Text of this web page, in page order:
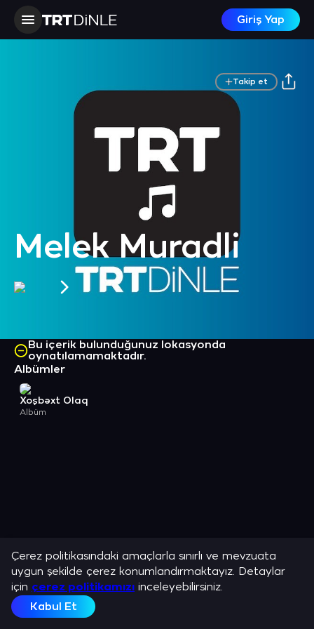
Giriş Yap
Melek Muradli
Takip et
Bu içerik bulunduğunuz lokasyonda
oynatılamamaktadır.
Albümler
Xoşbəxt Olaq
Albüm
Çerez politikasındaki amaçlarla sınırlı ve mevzuata
uygun şekilde çerez konumlandırmaktayız. Detaylar
için çerez politikamızı inceleyebilirsiniz.
Kabul Et